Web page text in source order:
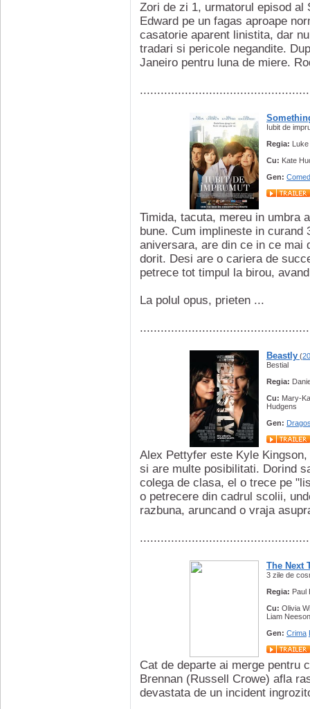
Zori de zi 1, urmatorul episod al
Edward pe un fagas aproape
casatorie aparent linistita, dar
tradari si pericole negandite.
Janeiro pentru luna de miere.
Iubit de
Regia:
Cu: Kate
Gen:
Timida, tacuta, mereu in umbra
bune. Cum implineste in curand
aniversara, are din ce in ce mai
dorit. Desi are o cariera de
petrece tot timpul la birou,
La polul opus, prieten ...
Beastly (
Bestial
Regia:
Cu: Mary-
Hudgens
Gen:
Alex Pettyfer este Kyle
si are multe posibilitati. Dorind
colega de clasa, el o trece pe
o petrecere din cadrul scolii,
razbuna, aruncand o vraja
The Next
3 zile de
Regia: Paul
Cu: Olivia
Liam Neeson
Gen: Crima
Cat de departe ai merge pentru
Brennan (Russell Crowe) afla
devastata de un incident